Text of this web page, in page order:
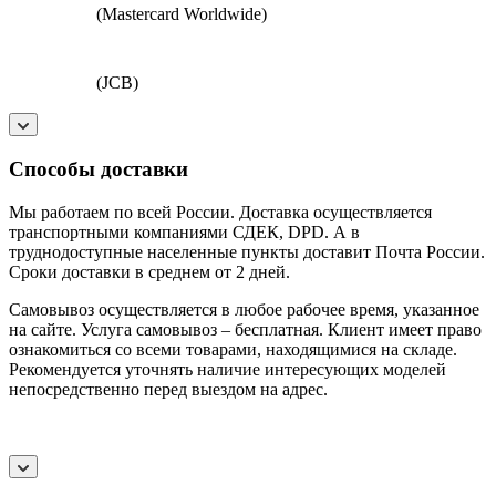
(Mastercard Worldwide)
(JCB)
Способы доставки
Мы работаем по всей России. Доставка осуществляется
транспортными компаниями СДЕК, DPD. А в
труднодоступные населенные пункты доставит Почта России.
Сроки доставки в среднем от 2 дней.
Самовывоз осуществляется в любое рабочее время, указанное
на сайте. Услуга самовывоз – бесплатная. Клиент имеет право
ознакомиться со всеми товарами, находящимися на складе.
Рекомендуется уточнять наличие интересующих моделей
непосредственно перед выездом на адрес.